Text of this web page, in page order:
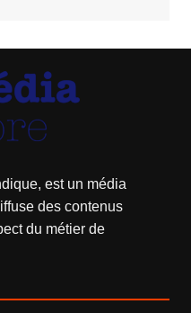
est un média
des contenus
du métier de